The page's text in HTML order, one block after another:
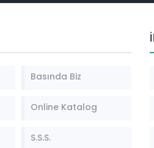
Basında Biz
Online Katalog
S.S.S.